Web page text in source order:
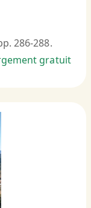
286-288.
gratuit